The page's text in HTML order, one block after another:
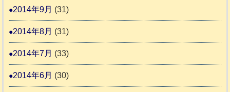
2014年9月 (31)
2014年8月 (31)
2014年7月 (33)
2014年6月 (30)